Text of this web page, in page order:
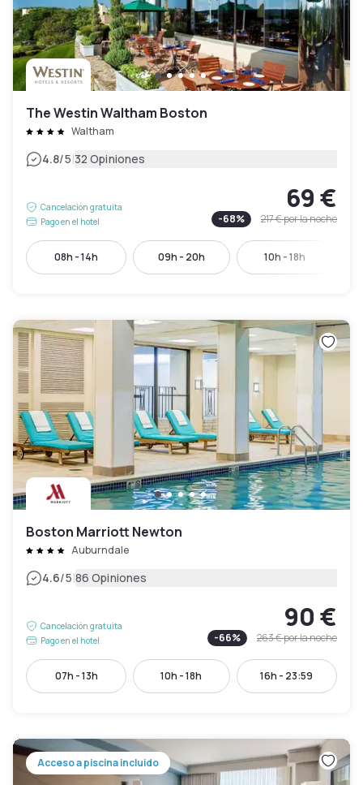
The Westin Waltham Boston
Waltham
4.8/5|32 Opiniones
Cancelación gratuita
Pago en el hotel
69 €
-68% 217 €por la noche
08h - 14h 09h - 20h 10h - 18h
Boston Marriott Newton
Auburndale
4.6/5|86 Opiniones
Cancelación gratuita
Pago en el hotel
90 €
-66% 263 €por la noche
07h - 13h 10h - 18h 16h - 23:59
Acceso a piscina incluido